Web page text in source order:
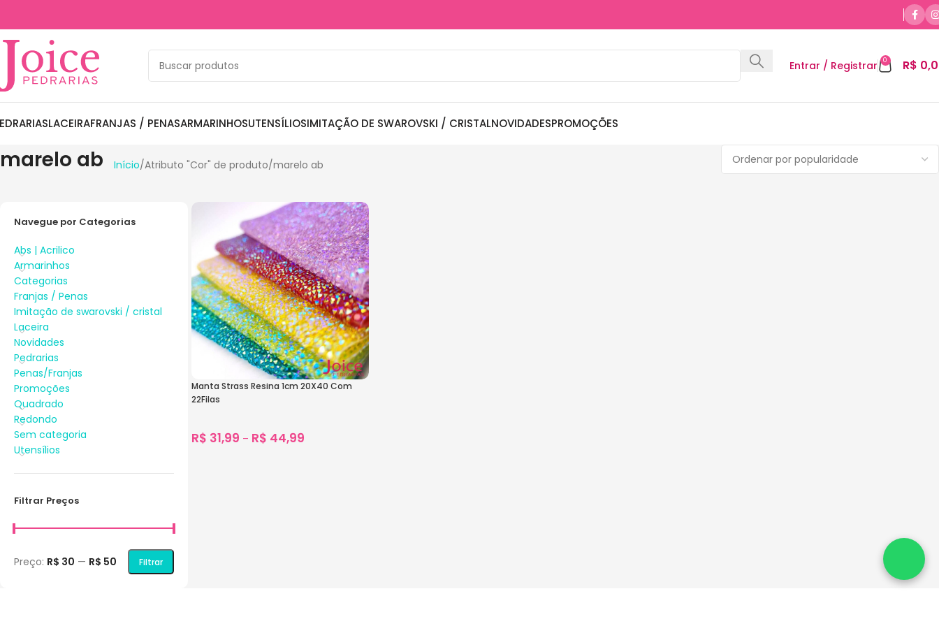
Entrar / Registrar 0 R$
LACEIRAFRANJAS / PENASARMARINHOSUTENSÍLIOSIMITAÇÃO DE SWAROVSKI / CRISTALNOVIDADESPROMOÇÕES
marelo ab Início Atributo "Cor" de produto marelo ab
Navegue por Categorias
Abs | Acrilico
Armarinhos
Categorias
Franjas / Penas
Imitação de swarovski / cristal
Laceira
Novidades
Pedrarias
Penas/Franjas
Promoções
Quadrado
Redondo
Sem categoria
Utensílios
Filtrar Preços
Filtrar
Preço: R$ 30 — R$ 50
Manta Strass Resina 1cm 20X40 Com
22Filas
R$ 31,99 – R$ 44,99